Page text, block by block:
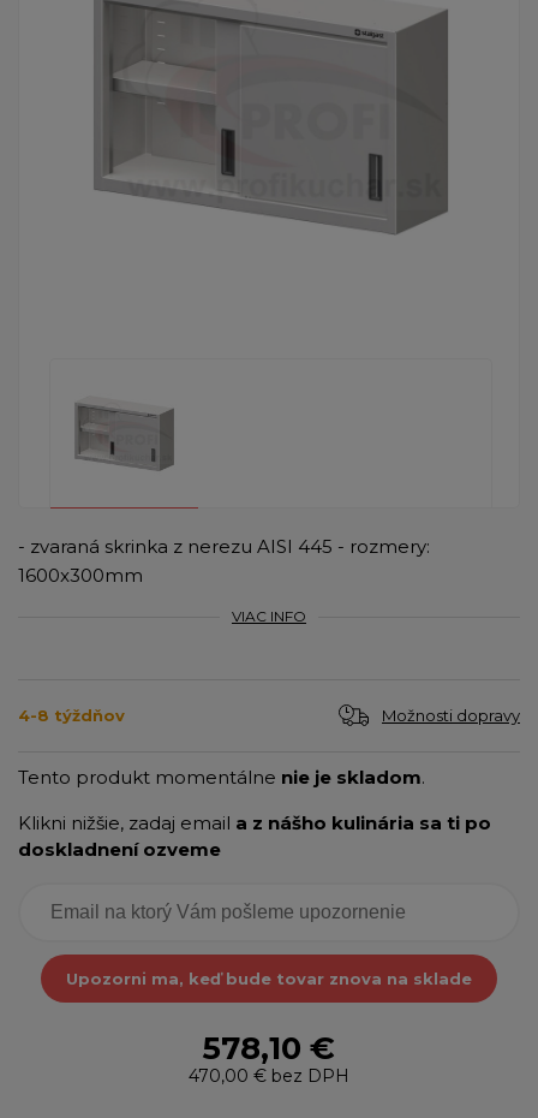
- zvaraná skrinka z nerezu AISI 445 - rozmery:
1600x300mm
VIAC INFO
4-8 týždňov Možnosti dopravy
Tento produkt momentálne nie je skladom.
Klikni nižšie, zadaj email a z nášho kulinária sa ti po
doskladnení ozveme
Upozorni ma, keď bude tovar znova na sklade
578,10 €
470,00 € bez DPH